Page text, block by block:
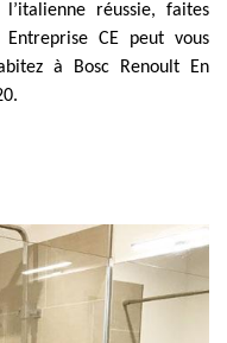
réussie, faites
CE peut vous
à Bosc Renoult En